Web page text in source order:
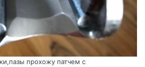
прохожу патчем с